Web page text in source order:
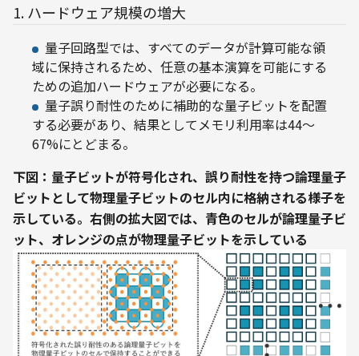
1. ハードウェア規模の増大
量子回路型では、すべてのデータが計算可能な領
域に保持されるため、任意の基本演算を可能にする
ための追加ハードウェアが必要になる。
量子誤り耐性のために補助的な量子ビットを配置
する必要があり、結果としてメモリ利用率は44～
67%にとどまる。
下図：量子ビットが符号化され、誤り耐性を持つ論理量子
ビットとして物理量子ビットのセル内に格納される様子を
示している。右側の拡大図では、青色のセルが論理量子ビ
ット、オレンジの点が物理量子ビットを示している